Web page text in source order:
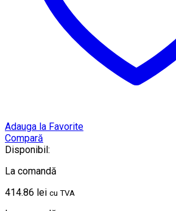
Adauga la Favorite
Compară
Disponibil:
La comandă
414.86 lei cu TVA